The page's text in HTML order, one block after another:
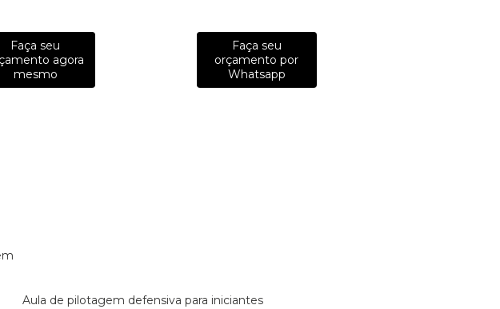
Faça seu
agora
mesmo
Faça seu
orçamento por
Whatsapp
aula de pilotagem defensiva para iniciantes